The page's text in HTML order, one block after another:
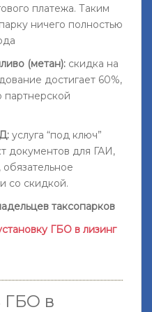
платежа. Таким
ничего полностью
(метан): скидка на
достигает 60%,
партнерской
услуга “под ключ”
документов для ГАИ,
со скидкой.
таксопарков
ГБО в лизинг
ГБО в